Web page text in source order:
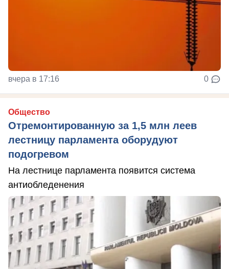
вчера в 17:16 0
Общество
Отремонтированную за 1,5 млн леев
лестницу парламента оборудуют
подогревом
На лестнице парламента появится система
антиобледенения